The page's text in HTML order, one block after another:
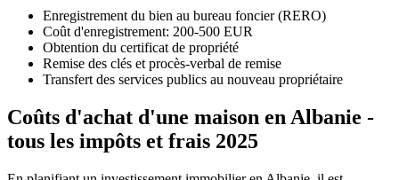
Enregistrement du bien au bureau foncier (RERO)
Coût d'enregistrement: 200-500 EUR
Obtention du certificat de propriété
Remise des clés et procès-verbal de remise
Transfert des services publics au nouveau propriétaire
Coûts d'achat d'une maison en Albanie -
tous les impôts et frais 2025